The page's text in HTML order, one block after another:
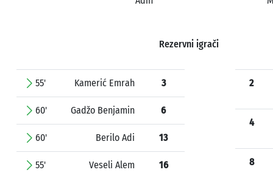
Rezervni igrači
55' Kamerić Emrah 3
60' Gadžo Benjamin 6
60' Berilo Adi 13
55' Veseli Alem 16
2
4
8